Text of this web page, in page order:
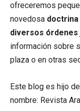
ofreceremos
novedosa
diversos
información sobre
plaza o en otras
Este blog es hijo
nombre: Revista